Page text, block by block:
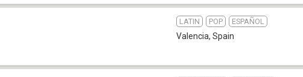
LATIN POP ESPAÑOL
Valencia, Spain